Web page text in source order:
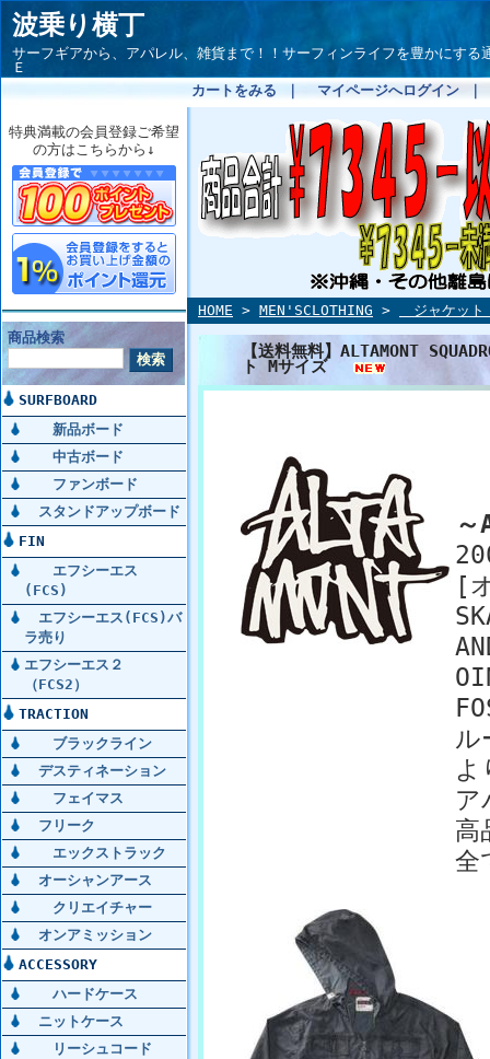
波乗り横丁
サーフギアから、アパレル、雑貨まで！！サーフィンライフを豊かに
Ｅ
カートをみる
マイページへログイン
特典満載の会員登録ご希望
の方はこちらから↓
商品検索
SURFBOARD
新品ボード
中古ボード
ファンボード
スタンドアップボード
FIN
エフシーエス
(FCS)
エフシーエス(FCS)バ
ラ売り
エフシーエス２
（FCS2）
TRACTION
ブラックライン
デスティネーション
フェイマス
フリーク
エックストラック
オーシャンアース
クリエイチャー
オンアミッション
ACCESSORY
ハードケース
ニットケース
リーシュコード
HOME > MEN'SCLOTHING > ジャケット
【送料無料】ALTAMONT
ト Mサイズ
～
[
ル
よ
ア
高
全